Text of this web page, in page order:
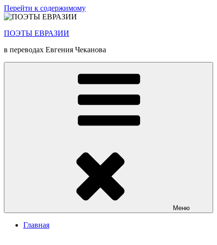
Перейти к содержимому
ПОЭТЫ ЕВРАЗИИ
в переводах Евгения Чеканова
Меню
Главная